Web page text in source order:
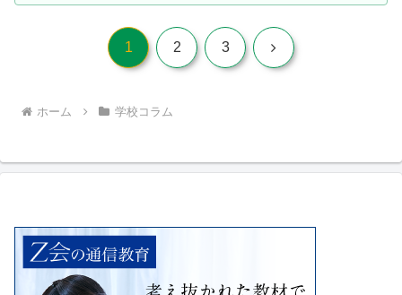
1 2 3 次
ホーム 学校コラム